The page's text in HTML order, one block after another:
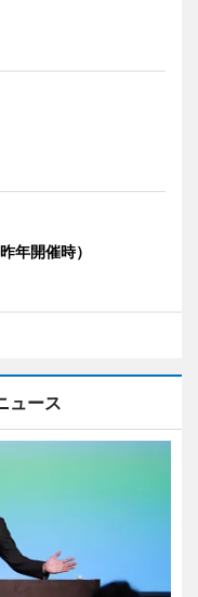
年開催時）
ュース